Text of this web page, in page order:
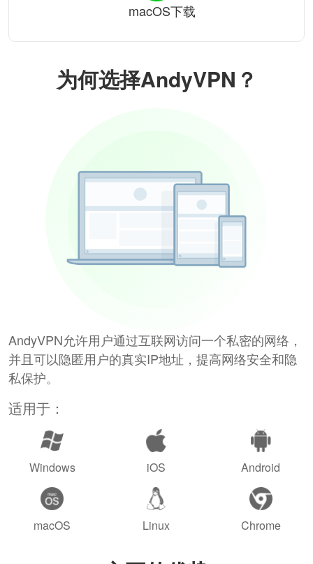
为何选择AndyVPN？
AndyVPN允许用户通过互联网访问一个私密的网络，
并且可以隐匿用户的真实IP地址，提高网络安全和隐
私保护。
适用于：
Windows iOS Android
macOS Linux Chrome
macOS下载